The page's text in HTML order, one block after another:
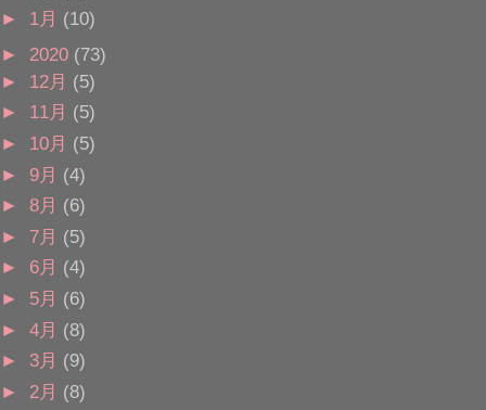
► 1月 (10)
► 2020 (73)
► 12月 (5)
► 11月 (5)
► 10月 (5)
► 9月 (4)
► 8月 (6)
► 7月 (5)
► 6月 (4)
► 5月 (6)
► 4月 (8)
► 3月 (9)
► 2月 (8)